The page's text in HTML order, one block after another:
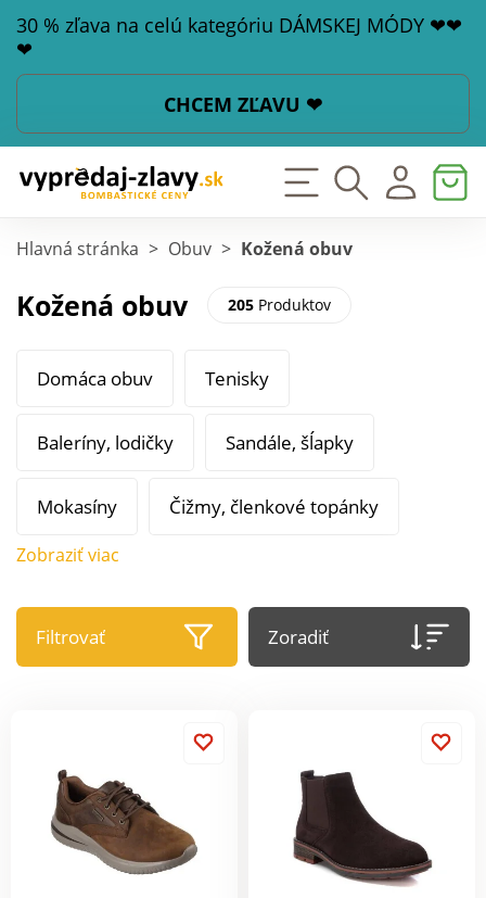
30 % zľava na celú kategóriu DÁMSKEJ MÓDY ❤❤
❤
CHCEM ZĽAVU ❤
Hlavná stránka > Obuv > Kožená obuv
Kožená obuv 205Produktov
Domáca obuv Tenisky
Baleríny, lodičky Sandále, šĺapky
Mokasíny Čižmy, členkové topánky
Zobraziť viac
Filtrovať Zoradiť